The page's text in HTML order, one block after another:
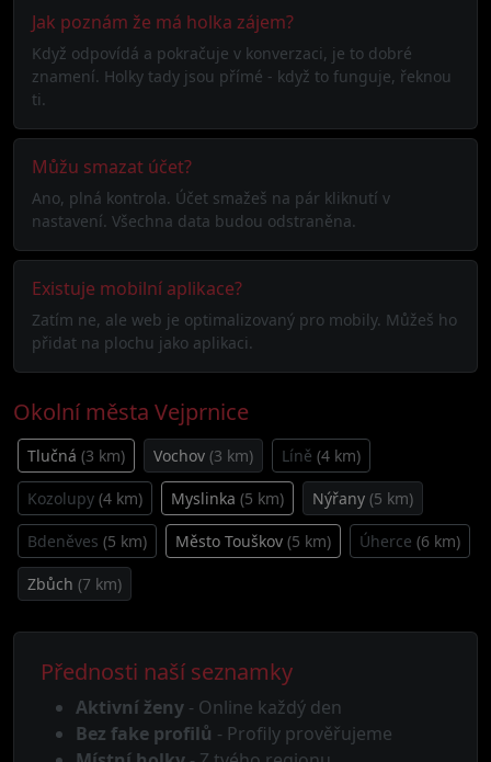
Jak poznám že má holka zájem?
Když odpovídá a pokračuje v konverzaci, je to dobré
znamení. Holky tady jsou přímé - když to funguje, řeknou
ti.
Můžu smazat účet?
Ano, plná kontrola. Účet smažeš na pár kliknutí v
nastavení. Všechna data budou odstraněna.
Existuje mobilní aplikace?
Zatím ne, ale web je optimalizovaný pro mobily. Můžeš ho
přidat na plochu jako aplikaci.
Okolní města Vejprnice
Tlučná (3 km) Vochov (3 km) Líně (4 km)
Kozolupy (4 km) Myslinka (5 km) Nýřany (5 km)
Bdeněves (5 km) Město Touškov (5 km) Úherce (6 km)
Zbůch (7 km)
Přednosti naší seznamky
Aktivní ženy - Online každý den
Bez fake profilů - Profily prověřujeme